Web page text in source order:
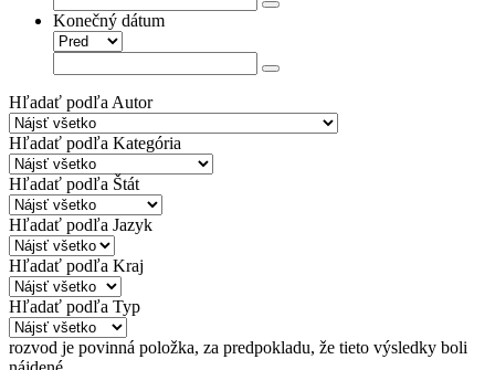
Konečný dátum
Hľadať podľa Autor
Hľadať podľa Kategória
Hľadať podľa Štát
Hľadať podľa Jazyk
Hľadať podľa Kraj
Hľadať podľa Typ
rozvod je povinná položka, za predpokladu, že tieto výsledky boli